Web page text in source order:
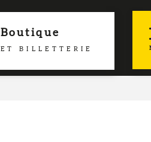
Boutique
ET BILLETTERIE